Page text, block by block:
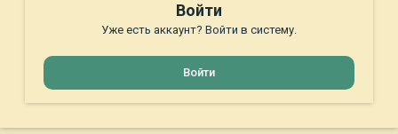
Войти
Уже есть аккаунт? Войти в систему.
Войти